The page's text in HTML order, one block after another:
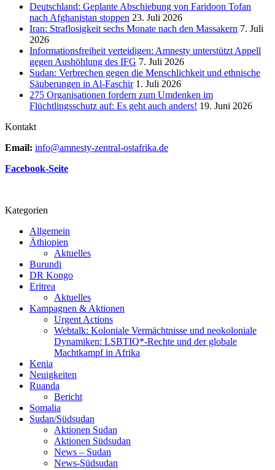
Deutschland: Geplante Abschiebung von Faridoon Tofan
nach Afghanistan stoppen 23. Juli 2026
Iran: Straflosigkeit sechs Monate nach den Massakern 7. Juli
2026
Informationsfreiheit verteidigen: Amnesty unterstützt Appell
gegen Aushöhlung des IFG 7. Juli 2026
Sudan: Verbrechen gegen die Menschlichkeit und ethnische
Säuberungen in Al-Faschir 1. Juli 2026
275 Organisationen fordern zum Umdenken im
Flüchtlingsschutz auf: Es geht auch anders! 19. Juni 2026
Kontakt
Email: info@amnesty-zentral-ostafrika.de
Facebook-Seite
Kategorien
Allgemein
Äthiopien
Aktuelles
Burundi
DR Kongo
Eritrea
Aktuelles
Kampagnen & Aktionen
Urgent Actions
Webtalk: Koloniale Vermächtnisse und neokoloniale
Dynamiken: LSBTIQ*-Rechte und der globale
Machtkampf in Afrika
Kenia
Neuigkeiten
Ruanda
Bericht
Somalia
Sudan/Südsudan
Aktionen Sudan
Aktionen Südsudan
News – Sudan
News-Südsudan